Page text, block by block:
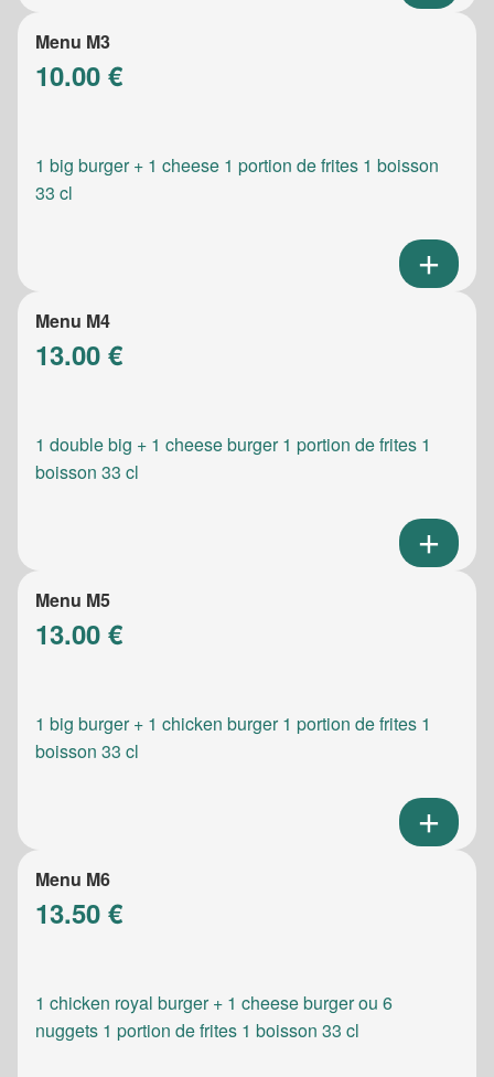
Menu M3
10.00 €
1 big burger + 1 cheese 1 portion de frites 1 boisson
33 cl
Menu M4
13.00 €
1 double big + 1 cheese burger 1 portion de frites 1
boisson 33 cl
Menu M5
13.00 €
1 big burger + 1 chicken burger 1 portion de frites 1
boisson 33 cl
Menu M6
13.50 €
1 chicken royal burger + 1 cheese burger ou 6
nuggets 1 portion de frites 1 boisson 33 cl